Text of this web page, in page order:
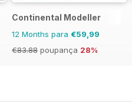
Continental Modeller
12 Months para €59,99
€83.88 poupança 28%